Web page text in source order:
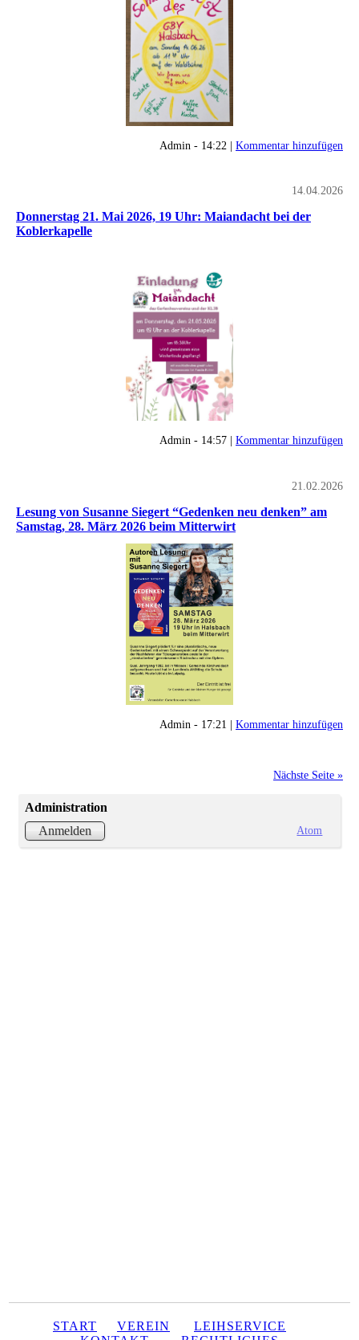
Admin - 14:22 | Kommentar hinzufügen
14.04.2026
Donnerstag 21. Mai 2026, 19 Uhr: Maiandacht bei der
Koblerkapelle
Admin - 14:57 | Kommentar hinzufügen
21.02.2026
Lesung von Susanne Siegert “Gedenken neu denken” am
Samstag, 28. März 2026 beim Mitterwirt
Admin - 17:21 | Kommentar hinzufügen
Nächste Seite »
Administration
Anmelden
Atom
START VEREIN
LEIHSERVICE